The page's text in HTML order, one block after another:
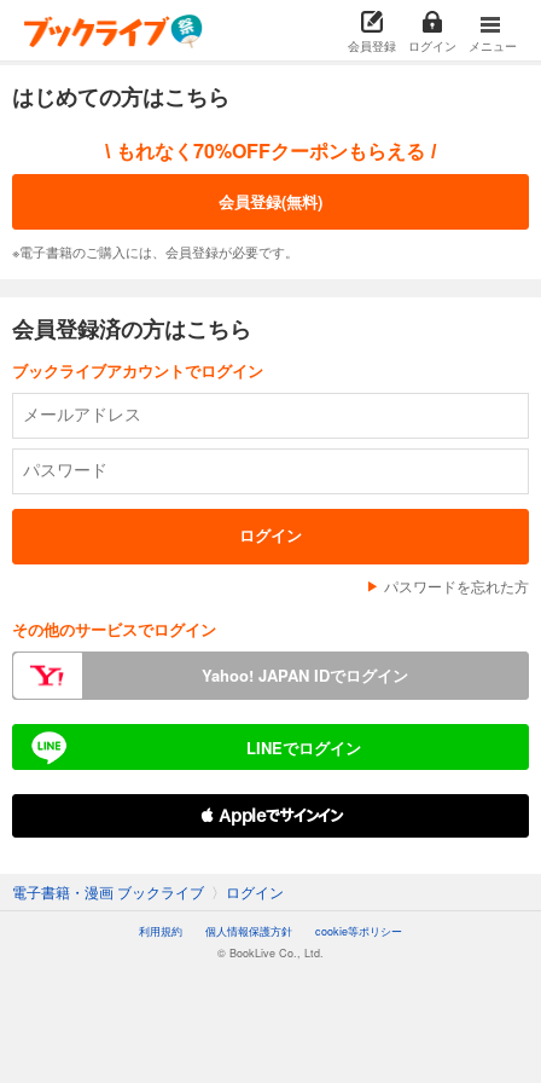
会員登録 ログイン メニュー
はじめての方はこちら
\ もれなく70%OFFクーポンもらえる /
会員登録(無料)
※電子書籍のご購入には、会員登録が必要です。
会員登録済の方はこちら
ブックライブアカウントでログイン
パスワードを忘れた方
その他のサービスでログイン
Yahoo! JAPAN IDでログイン
LINEでログイン
 Appleでサインイン
電子書籍・漫画 ブックライブ 〉 ログイン
利用規約 個人情報保護方針
cookie等ポリシー
© BookLive Co., Ltd.